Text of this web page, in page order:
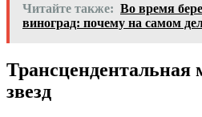
Читайте также: Во время
виноград: почему на самом
Трансцендентальная
звезд